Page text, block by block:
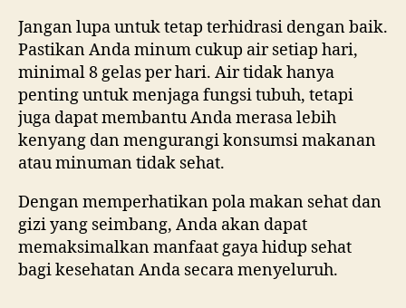
Jangan lupa untuk tetap terhidrasi dengan baik.
Pastikan Anda minum cukup air setiap hari,
minimal 8 gelas per hari. Air tidak hanya
penting untuk menjaga fungsi tubuh, tetapi
juga dapat membantu Anda merasa lebih
kenyang dan mengurangi konsumsi makanan
atau minuman tidak sehat.
Dengan memperhatikan pola makan sehat dan
gizi yang seimbang, Anda akan dapat
memaksimalkan manfaat gaya hidup sehat
bagi kesehatan Anda secara menyeluruh.